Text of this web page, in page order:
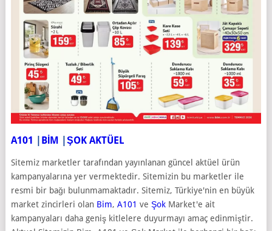
A101 BİM ŞOK AKTÜEL
Sitemiz marketler tarafından yayınlanan güncel aktüel ürün
kampanyalarına yer vermektedir. Sitemizin bu marketler ile
resmi bir bağı bulunmamaktadır. Sitemiz, Türkiye'nin en büyük
market zincirleri olan Bim, A101 ve ŞokMarket'e ait
kampanyaları daha geniş kitlelere duyurmayı amaç edinmiştir.